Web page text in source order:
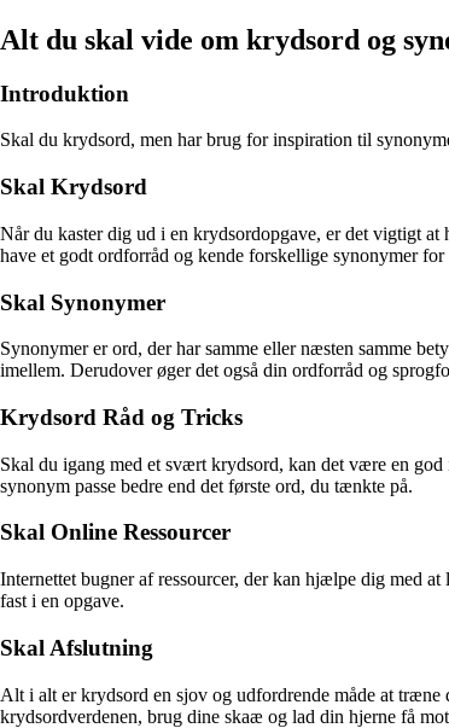
Alt du skal vide om krydsord og
Introduktion
Skal du krydsord, men har brug for inspiration til
Skal Krydsord
Når du kaster dig ud i en krydsordopgave, er det vigtigt at
have et godt ordforråd og kende forskellige synonymer for
Skal Synonymer
Synonymer er ord, der har samme eller næsten samme
imellem. Derudover øger det også din ordforråd og
Krydsord Råd og Tricks
Skal du igang med et svært krydsord, kan det være en
synonym passe bedre end det første ord, du tænkte på.
Skal Online Ressourcer
Internettet bugner af ressourcer, der kan hjælpe dig med
fast i en opgave.
Skal Afslutning
Alt i alt er krydsord en sjov og udfordrende måde at træne
krydsordverdenen, brug dine skaæ og lad din hjerne få